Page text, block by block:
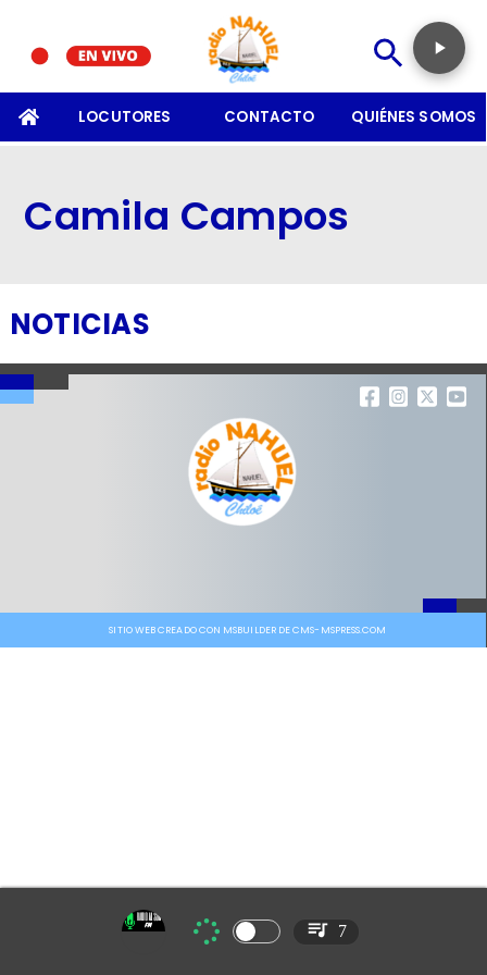
LOCUTORES CONTACTO QUIÉNES SOMOS
Camila Campos
NOTICIAS
SITIO WEB CREADO CON MSBUILDER DE CMS-MSPRESS.COM
7